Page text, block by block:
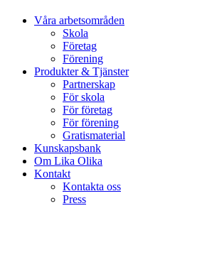
Våra arbetsområden
Skola
Företag
Förening
Produkter & Tjänster
Partnerskap
För skola
För företag
För förening
Gratismaterial
Kunskapsbank
Om Lika Olika
Kontakt
Kontakta oss
Press